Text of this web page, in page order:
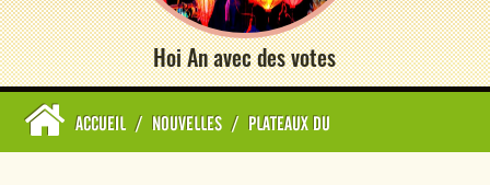
Hoi An avec des votes
ACCUEIL / NOUVELLES / PLATEAUX DU